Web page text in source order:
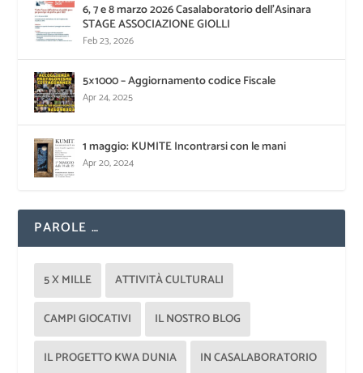
6, 7 e 8 marzo 2026 Casalaboratorio dell’Asinara
STAGE ASSOCIAZIONE GIOLLI
Feb 23, 2026
5×1000 – Aggiornamento codice Fiscale
Apr 24, 2025
1 maggio: KUMITE Incontrarsi con le mani
Apr 20, 2024
PAROLE …
5 X MILLE ATTIVITÀ CULTURALI
CAMPI GIOCATIVI IL NOSTRO BLOG
IL PROGETTO KWA DUNIA IN CASALABORATORIO